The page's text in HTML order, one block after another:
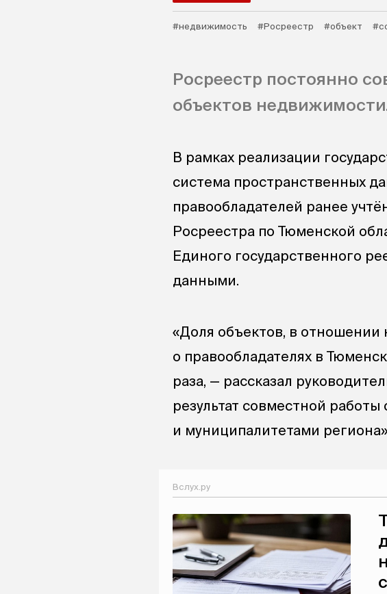
#недвижимость #Росреестр #объект
Росреестр постоянно
объектов
В рамках реализации
система пространственных
правообладателей ранее
Росреестра по Тюменской
Единого государственного
данными.
«Доля объектов, в отношении
о правообладателях в
раза, — рассказал
результат совместной
и муниципалитетами
Вслух.ру